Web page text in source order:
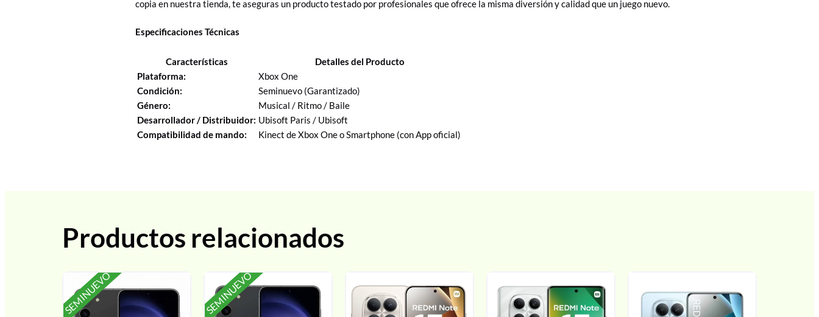
copia en nuestra tienda, te aseguras un producto testado por profesionales que ofrece la misma diversión y calidad que un juego nuevo.
Especificaciones Técnicas
Características
Detalles del Producto
Plataforma:
Xbox One
Condición:
Seminuevo (Garantizado)
Género:
Musical / Ritmo / Baile
Desarrollador / Distribuidor: Ubisoft Paris / Ubisoft
Compatibilidad de mando:
Kinect de Xbox One o Smartphone (con App oficial)
Productos relacionados
SEMINUEVO SEMINUEVO